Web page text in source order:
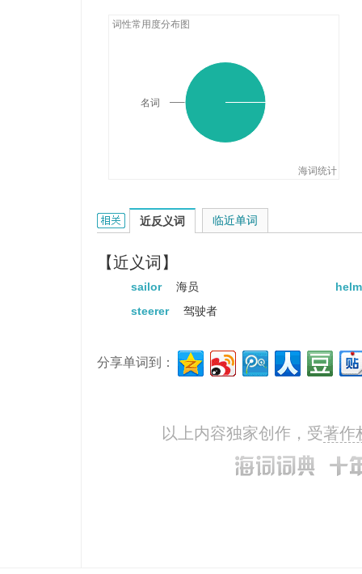
词性常用度分布图
海词统计
名词
steersman的相关资料：
近反义词
【近义词】
sailor 海员
steerer
驾驶者
临近单词
分享单词到：
以上内容独家创作，受著作